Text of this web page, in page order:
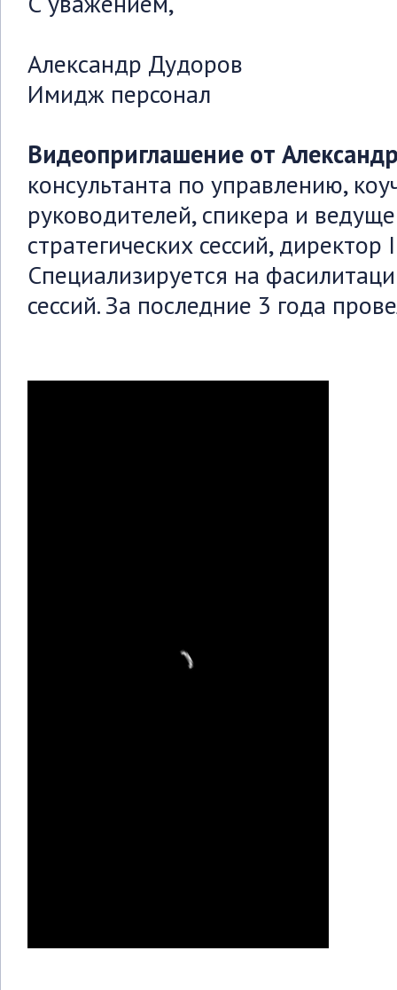
Александр Дудоров
Имидж персонал
Видеоприглашение от
консультанта по управлению,
руководителей, спикера и
стратегических сессий, директор
Специализируется на
сессий. За последние 3 года